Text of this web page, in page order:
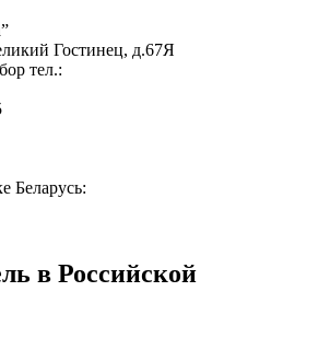
Гостинец, д.67Я
тел.:
Беларусь:
в Российской